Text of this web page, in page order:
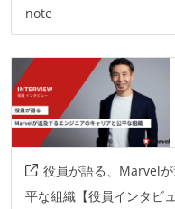
note
役員が語る、Marvel
平な組織【役員インタビ